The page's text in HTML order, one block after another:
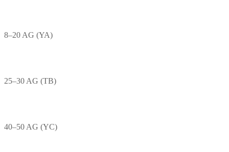
8–20 AG (YA)
25–30 AG (TB)
40–50 AG (YC)